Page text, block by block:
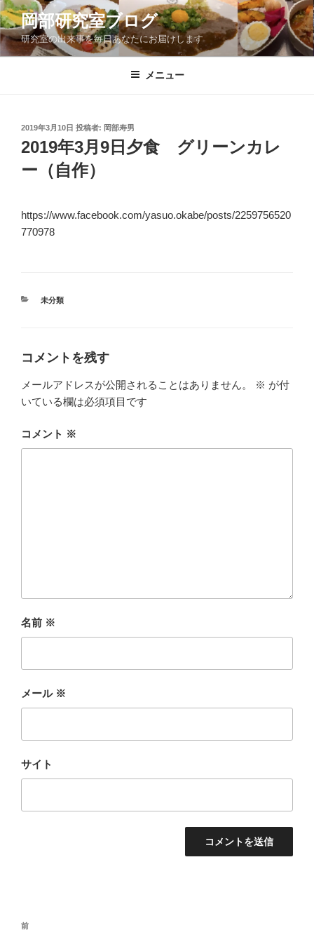
コ
ン
テ
ン
岡部研究室ブログ
研究室の出来事を毎日あなたにお届けします
メニュー
投
稿
日:
2019年3月10日 投稿者: 岡部寿男
2019年3月9日夕食 グリーンカレ
ー（自作）
https://www.facebook.com/yasuo.okabe/posts/2259756520
770978
カ
未分類
コメントを残す
メールアドレスが公開されることはありません。 ※ が付
いている欄は必須項目です
コメント ※
名前 ※
メール ※
サイト
投
過
前